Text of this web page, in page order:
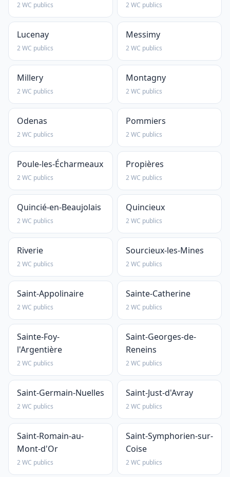
2 WC publics 2 WC publics
Lucenay
2 WC publics
Messimy
2 WC publics
Millery
2 WC publics
Montagny
2 WC publics
Odenas
2 WC publics
Pommiers
2 WC publics
Poule-les-Écharmeaux
2 WC publics
Propières
2 WC publics
Quincié-en-Beaujolais
2 WC publics
Quincieux
2 WC publics
Riverie
2 WC publics
Sourcieux-les-Mines
2 WC publics
Saint-Appolinaire
2 WC publics
Sainte-Catherine
2 WC publics
Sainte-Foy-
l'Argentière
2 WC publics
Saint-Georges-de-
Reneins
2 WC publics
Saint-Germain-Nuelles
2 WC publics
Saint-Just-d'Avray
2 WC publics
Saint-Romain-au-
Mont-d'Or
2 WC publics
Saint-Symphorien-sur-
Coise
2 WC publics